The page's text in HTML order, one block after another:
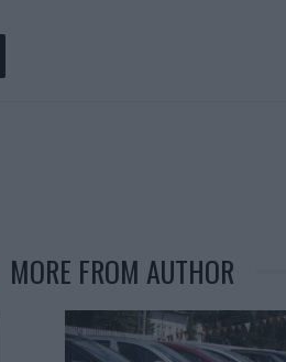
MORE FROM AUTHOR